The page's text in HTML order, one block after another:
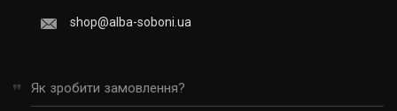
shop@alba-soboni.ua
Як зробити замовлення?